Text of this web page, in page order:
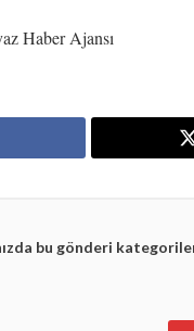
Haber Ajansı
bu gönderi